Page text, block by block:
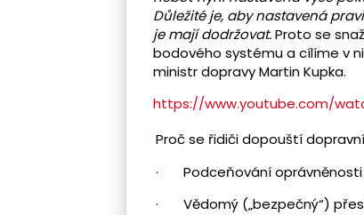
Důležité je, aby nastavená
je mají dodržovat.Proto se
bodového systému a cílíme v
ministr dopravy Martin Kupka.
https://www.youtube.com/
Proč se řidiči dopouští
· Podceňování oprávněnosti
· Vědomý („bezpečný“)